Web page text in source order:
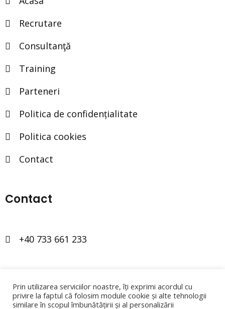
Recrutare
Consultanţă
Training
Parteneri
Politica de confidențialitate
Politica cookies
Contact
Contact
+40 733 661 233
office@arc-consulting.ro
Prin utilizarea serviciilor noastre, îți exprimi acordul cu
privire la faptul că folosim module cookie și alte tehnologii
similare în scopul îmbunătățirii și al personalizării